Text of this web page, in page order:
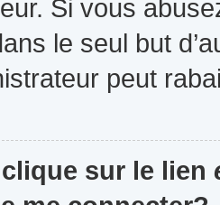
Si vous
le seul but
peut
sur le lien